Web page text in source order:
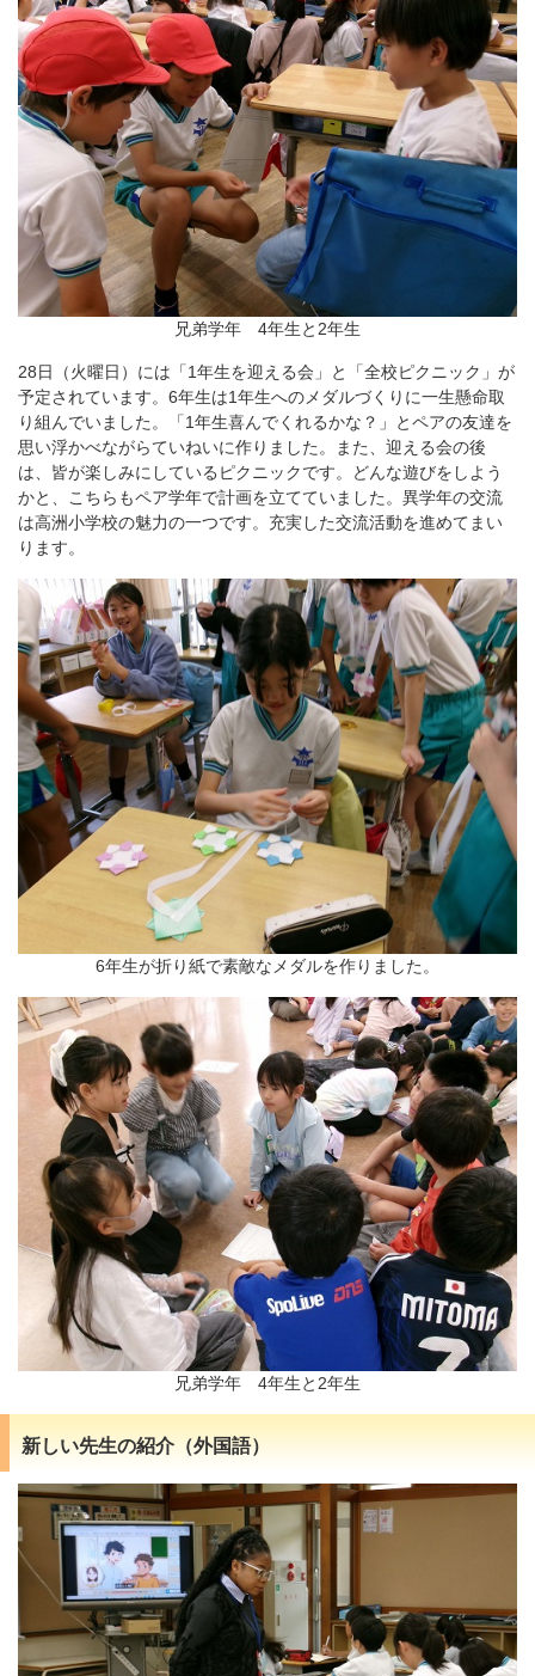
兄弟学年 4年生と2年生
28日（火曜日）には「1年生を迎える会」と「全校ピクニック」が
予定されています。6年生は1年生へのメダルづくりに一生懸命取
り組んでいました。「1年生喜んでくれるかな？」とペアの友達を
思い浮かべながらていねいに作りました。また、迎える会の後
は、皆が楽しみにしているピクニックです。どんな遊びをしよう
かと、こちらもペア学年で計画を立てていました。異学年の交流
は高洲小学校の魅力の一つです。充実した交流活動を進めてまい
ります。
6年生が折り紙で素敵なメダルを作りました。
兄弟学年 4年生と2年生
新しい先生の紹介（外国語）